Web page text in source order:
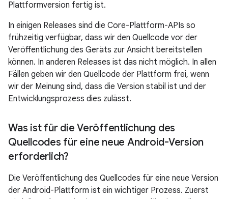
Plattformversion fertig ist.
In einigen Releases sind die Core-Plattform-APIs so
frühzeitig verfügbar, dass wir den Quellcode vor der
Veröffentlichung des Geräts zur Ansicht bereitstellen
können. In anderen Releases ist das nicht möglich. In allen
Fällen geben wir den Quellcode der Plattform frei, wenn
wir der Meinung sind, dass die Version stabil ist und der
Entwicklungsprozess dies zulässt.
Was ist für die Veröffentlichung des
Quellcodes für eine neue Android-Version
erforderlich?
Die Veröffentlichung des Quellcodes für eine neue Version
der Android-Plattform ist ein wichtiger Prozess. Zuerst